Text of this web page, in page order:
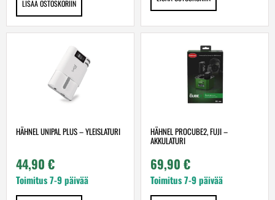
LISÄÄ OSTOSKORIIN
HÄHNEL UNIPAL PLUS – YLEISLATURI
44,90 €
Toimitus 7-9 päivää
HÄHNEL PROCUBE2, FUJI –
AKKULATURI
69,90 €
Toimitus 7-9 päivää